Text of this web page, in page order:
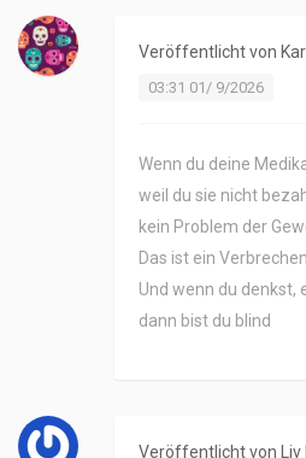
Veröffentlicht von
03:31 01/ 9/2026
Wenn du deine
weil du sie nicht
kein Problem der
Das ist ein Verbrechen
Und wenn du denkst,
dann bist du blind
Veröffentlicht von